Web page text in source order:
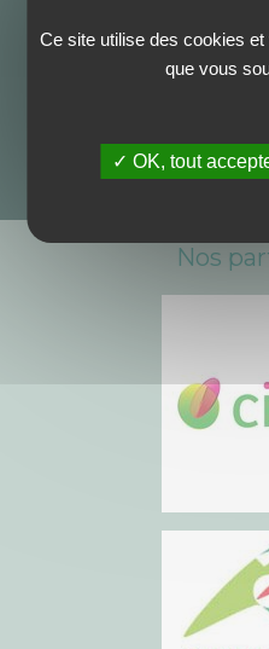
Nos
Ce site utilise des cookies
que vous
✓ OK, tout